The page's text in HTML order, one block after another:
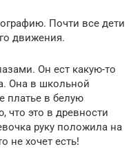
Почти все дети
движения.
Он ест какую-то
Она в школьной
платье в белую
что это в древности
руку положила на
не хочет есть!